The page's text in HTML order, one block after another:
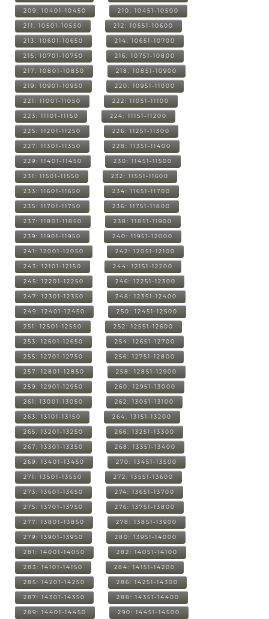
209: 10401-10450 210: 10451-10500
211: 10501-10550 212: 10551-10600
213: 10601-10650 214: 10651-10700
215: 10701-10750 216: 10751-10800
217: 10801-10850 218: 10851-10900
219: 10901-10950 220: 10951-11000
221: 11001-11050 222: 11051-11100
223: 11101-11150 224: 11151-11200
225: 11201-11250 226: 11251-11300
227: 11301-11350 228: 11351-11400
229: 11401-11450 230: 11451-11500
231: 11501-11550 232: 11551-11600
233: 11601-11650 234: 11651-11700
235: 11701-11750 236: 11751-11800
237: 11801-11850 238: 11851-11900
239: 11901-11950 240: 11951-12000
241: 12001-12050 242: 12051-12100
243: 12101-12150 244: 12151-12200
245: 12201-12250 246: 12251-12300
247: 12301-12350 248: 12351-12400
249: 12401-12450 250: 12451-12500
251: 12501-12550 252: 12551-12600
253: 12601-12650 254: 12651-12700
255: 12701-12750 256: 12751-12800
257: 12801-12850 258: 12851-12900
259: 12901-12950 260: 12951-13000
261: 13001-13050 262: 13051-13100
263: 13101-13150 264: 13151-13200
265: 13201-13250 266: 13251-13300
267: 13301-13350 268: 13351-13400
269: 13401-13450 270: 13451-13500
271: 13501-13550 272: 13551-13600
273: 13601-13650 274: 13651-13700
275: 13701-13750 276: 13751-13800
277: 13801-13850 278: 13851-13900
279: 13901-13950 280: 13951-14000
281: 14001-14050 282: 14051-14100
283: 14101-14150 284: 14151-14200
285: 14201-14250 286: 14251-14300
287: 14301-14350 288: 14351-14400
289: 14401-14450 290: 14451-14500